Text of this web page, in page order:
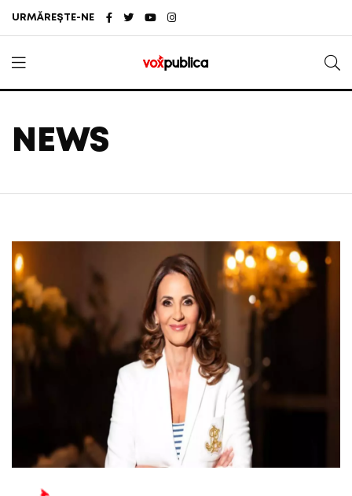
URMĂREȘTE-NE
NEWS